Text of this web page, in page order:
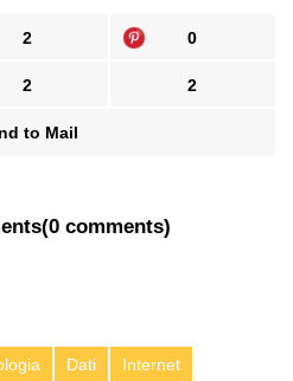
2 0
2 2
to Mail
(0 comments)
Dati
Internet